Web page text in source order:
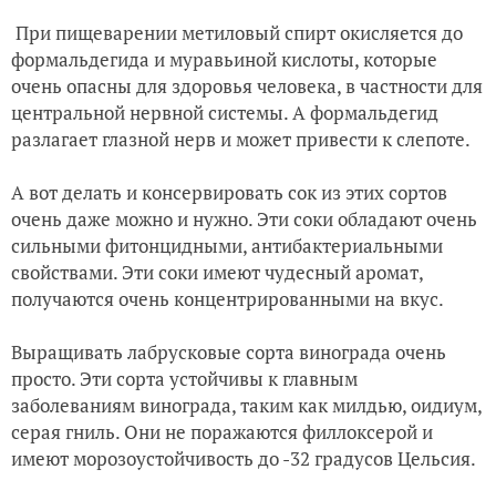
При пищеварении метиловый спирт окисляется до
формальдегида и муравьиной кислоты, которые
очень опасны для здоровья человека, в частности для
центральной нервной системы. А формальдегид
разлагает глазной нерв и может привести к слепоте.
А вот делать и консервировать сок из этих сортов
очень даже можно и нужно. Эти соки обладают очень
сильными фитонцидными, антибактериальными
свойствами. Эти соки имеют чудесный аромат,
получаются очень концентрированными на вкус.
Выращивать лабрусковые сорта винограда очень
просто. Эти сорта устойчивы к главным
заболеваниям винограда, таким как милдью, оидиум,
серая гниль. Они не поражаются филлоксерой и
имеют морозоустойчивость до -32 градусов Цельсия.